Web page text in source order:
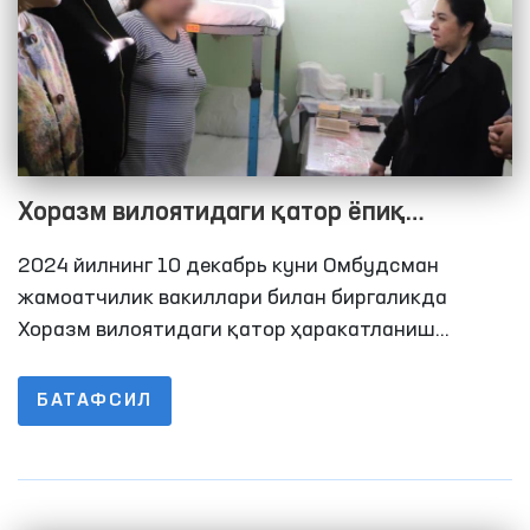
Хоразм вилоятидаги қатор ёпиқ
муассасалардаги шароитлар ўрганилди
2024 йилнинг 10 декабрь куни Омбудсман
жамоатчилик вакиллари билан биргаликда
Хоразм вилоятидаги қатор ҳаракатланиш
ёпиқ муассасаларга мониторинг ташрифларини
амалга оширди. Жумладан, 11-сон тергов
БАТАФСИЛ